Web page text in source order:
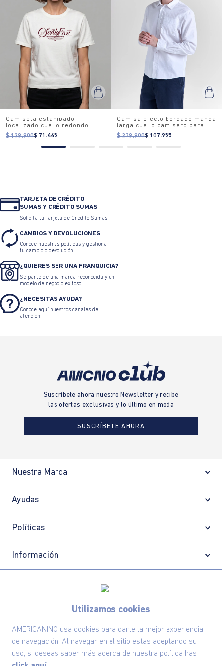
Utilizamos cookies
AMERICANINO usa cookies para darte la mejor experiencia
de navegación. Al navegar en el sitio estas aceptando su
uso, si deseas saber más acerca de nuestra política has
Camiseta estampado
localizado cuello redondo
para mujer
$ 129.900$ 71.445
Camisa efecto bordado manga
larga cuello camisero para
hombre
$ 239.900$ 107.955
TARJETA DE CRÉDITO
SUMAS Y CRÉDITO SUMAS
Solicita tu Tarjeta de Crédito Sumas
CAMBIOS Y DEVOLUCIONES
Conoce nuestras políticas y gestiona
tu cambio o devolución.
¿QUIERES SER UNA FRANQUICIA?
Sé parte de una marca reconocida y un
modelo de negocio exitoso.
¿NECESITAS AYUDA?
Conoce aquí nuestros canales de
atención.
Suscríbete ahora nuestro Newsletter y recibe
las ofertas exclusivas y lo último en moda
SUSCRÍBETE AHORA
Nuestra Marca
Ayudas
Políticas
Información